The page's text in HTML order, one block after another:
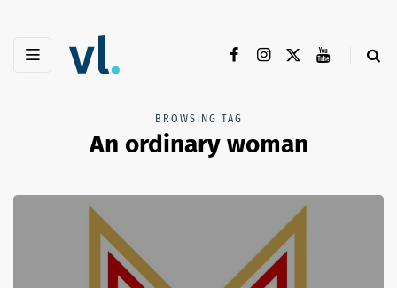
BROWSING TAG
An ordinary woman